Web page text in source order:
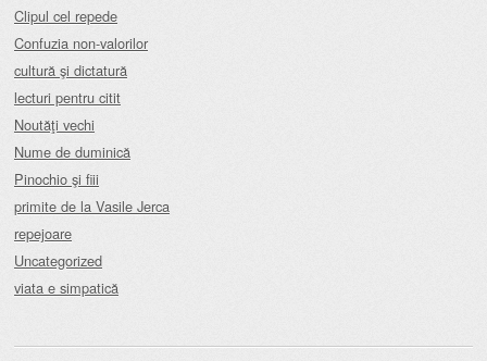
Clipul cel repede
Confuzia non-valorilor
cultură şi dictatură
lecturi pentru citit
Noutăţi vechi
Nume de duminică
Pinochio şi fiii
primite de la Vasile Jerca
repejoare
Uncategorized
viata e simpatică